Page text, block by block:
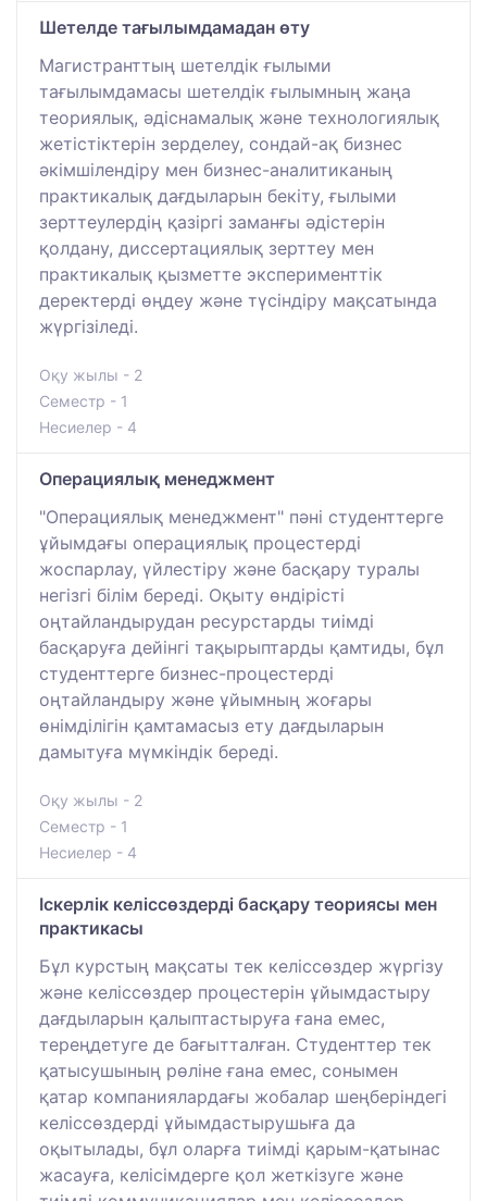
Шетелде тағылымдамадан өту
Магистранттың шетелдік ғылыми
тағылымдамасы шетелдік ғылымның жаңа
теориялық, әдіснамалық және технологиялық
жетістіктерін зерделеу, сондай-ақ бизнес
әкімшілендіру мен бизнес-аналитиканың
практикалық дағдыларын бекіту, ғылыми
зерттеулердің қазіргі заманғы әдістерін
қолдану, диссертациялық зерттеу мен
практикалық қызметте эксперименттік
деректерді өңдеу және түсіндіру мақсатында
жүргізіледі.
Оқу жылы - 2
Семестр - 1
Несиелер - 4
Операциялық менеджмент
"Операциялық менеджмент" пәні студенттерге
ұйымдағы операциялық процестерді
жоспарлау, үйлестіру және басқару туралы
негізгі білім береді. Оқыту өндірісті
оңтайландырудан ресурстарды тиімді
басқаруға дейінгі тақырыптарды қамтиды, бұл
студенттерге бизнес-процестерді
оңтайландыру және ұйымның жоғары
өнімділігін қамтамасыз ету дағдыларын
дамытуға мүмкіндік береді.
Оқу жылы - 2
Семестр - 1
Несиелер - 4
Іскерлік келіссөздерді басқару теориясы мен
практикасы
Бұл курстың мақсаты тек келіссөздер жүргізу
және келіссөздер процестерін ұйымдастыру
дағдыларын қалыптастыруға ғана емес,
тереңдетуге де бағытталған. Студенттер тек
қатысушының рөліне ғана емес, сонымен
қатар компаниялардағы жобалар шеңберіндегі
келіссөздерді ұйымдастырушыға да
оқытылады, бұл оларға тиімді қарым-қатынас
жасауға, келісімдерге қол жеткізуге және